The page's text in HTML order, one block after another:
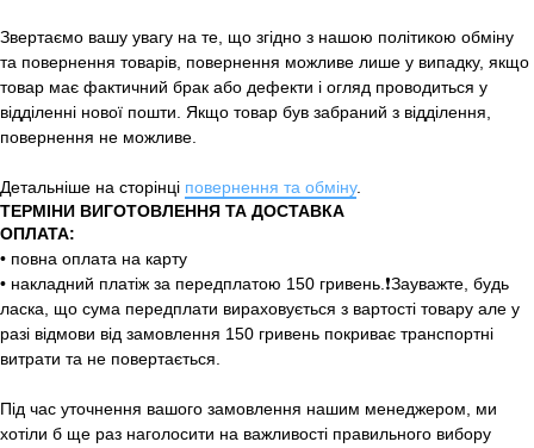
Звертаємо вашу увагу на те, що згідно з нашою політикою обміну
та повернення товарів, повернення можливе лише у випадку, якщо
товар має фактичний брак або дефекти і огляд проводиться у
відділенні нової пошти. Якщо товар був забраний з відділення,
повернення не можливе.
Детальніше на сторінці повернення та обміну.
ТЕРМІНИ ВИГОТОВЛЕННЯ ТА ДОСТАВКА
ОПЛАТА:
• повна оплата на карту
• накладний платіж за передплатою 150 гривень.❗️Зауважте, будь
ласка, що сума передплати вираховується з вартості товару але у
разі відмови від замовлення 150 гривень покриває транспортні
витрати та не повертається.
Під час уточнення вашого замовлення нашим менеджером, ми
хотіли б ще раз наголосити на важливості правильного вибору